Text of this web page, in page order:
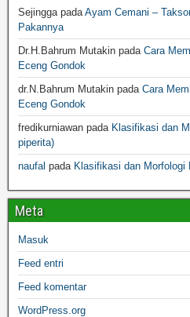
SejinggapadaAyam Cemani –
Pakannya
Dr.H.Bahrum Mutakin pada Cara
Eceng Gondok
dr.N.Bahrum Mutakin pada Cara
Eceng Gondok
fredikurniawan pada Klasifikasi dan
piperita)
naufal pada Klasifikasi dan Morfologi
Meta
Masuk
Feed entri
Feed komentar
WordPress.org